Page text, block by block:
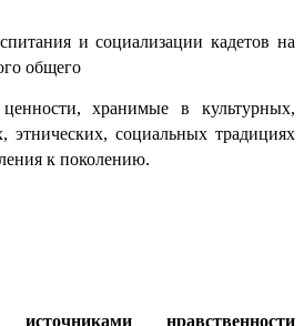
и социализации кадетов на
общего
ценности, хранимые в культурных,
этнических, социальных традициях
к поколению.
источниками нравственности